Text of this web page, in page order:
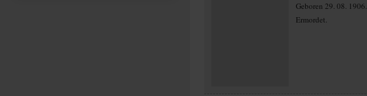
Geboren 29. 08. 1906.
Ermordet.